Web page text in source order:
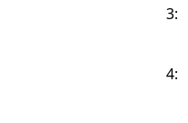
3:
4: